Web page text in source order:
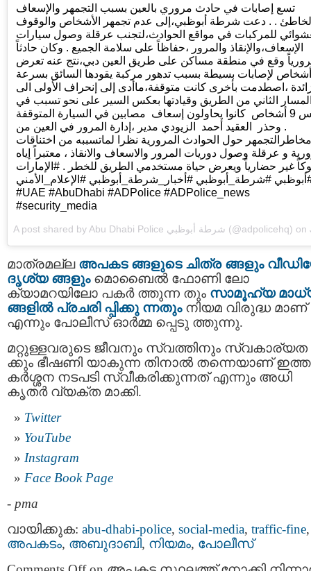
تسع إصابات في حادث مروري بالعين بسبب التجمهر والإسعاف
. . دعت شرطة أبوظبي،إلى عدم تجمهر الأشخاص والوقوف
للمركبات في مواقع الحوادث،لتجنب عرقلة وصول سيارات
الإسعاف،والإنقاذ والمرور ،حفاظاً على سلامة الجميع . وكان حادثاً
وقع في منطقة مساكن على طريق العين دبي،نتج عنه تعرض
أشخاص لإصابات بسيطة بسبب تدهور مركبة يقودها السائق بسرعة
،اصطدمت بأخرى كانت متوقفة،ماأدى إلى إنحراف الأولى الى
الثاني من الطريق وقيادتها بعكس السير على نحو تسبب في
دهس 9 أشخاص كانوا يحاولون إسعاف مصابين في السيارة المتوقفة
. وحذر العقيد أحمد الزيودي مدير ،إدارة المرور في العين من
مخاطرالتجمهر حول الحوادث المرورية نظرا لماتسببه من اختناقات
و عرقلة وصول دوريات المرور والاسعاف والانقاذ ، معتبراً إياه
غير حضارياً ويعرض حياة مستخدمي الطريق للخطر . #الإمارات
#شرطة_أبوظبي #أخبار_شرطة_أبوظبي #الإعلام_الأمني
#UAE #AbuDhabi #ADPolice #ADPolice_news
#security_media
A post shared by Abu Dhabi Police شرطة أبوظبي (@adpolicehq) on Jul 8,
മാത്രമല്ല അപകട ങ്ങളുടെ ചിത്ര ങ്ങളും
ദൃശ്യ ങ്ങളും മൊബൈല്‍ ഫോണി ലോ
ക്യാമറയിലോ പകര്‍ ത്തുന്ന തും സാമൂഹ്യ
ങ്ങളില്‍ പ്രചരി പ്പിക്കു ന്നതുംനിയമ വിരുദ്ധ മാണ്
എന്നും പോലീസ് ഓര്‍മ്മ പ്പെടു ത്തുന്നു.
മറ്റുള്ളവരുടെ ജീവനും സ്വത്തിനും സ്വകാര്യത
ക്കും ഭീഷണി യാകുന്ന തിനാൽ തന്നെയാണ്
കര്‍ശ്ശന നടപടി സ്വീകരിക്കുന്നത് എന്നും അധി
കൃതര്‍ വ്യക്ത മാക്കി.
Twitter
YouTube
Instagram
Face Book Page
- pma
വായിക്കുക: abu-dhabi-police, social-media, traffic-fine,
അപകടം, അബുദാബി, നിയമം, പോലീസ്